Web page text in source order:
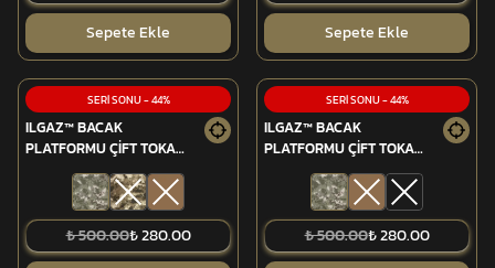
Sepete Ekle
Sepete Ekle
SERİ SONU-44%
ILGAZ™ BACAK
PLATFORMU ÇİFT TOKA
₺ 500.00₺ 280.00
SERİ SONU-44%
ILGAZ™ BACAK
PLATFORMU ÇİFT TOKA
₺ 500.00₺ 280.00